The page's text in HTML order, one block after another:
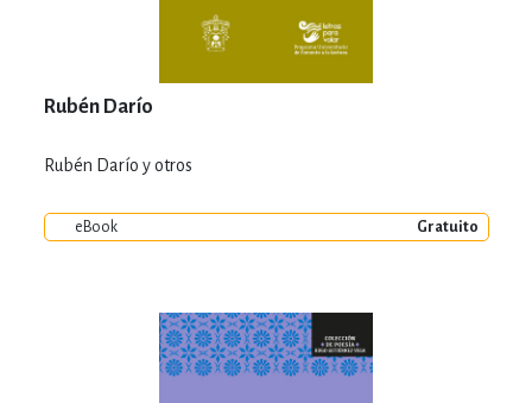
Rubén Darío
Rubén Darío y otros
eBook Gratuito